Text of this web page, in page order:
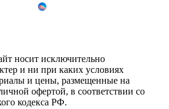
стыд в
вмазала
i
вы
долго
носит исключительно
и ни при каких условиях
и цены, размещенные на
офертой, в соответствии со
кодекса РФ.